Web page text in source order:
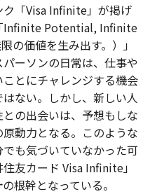
「Visa Infinite」が掲げ
Infinite Potential, Infinite
の価値を生み出す。）」
ーソンの日常は、仕事や
とにチャレンジする機会
ない。しかし、新しい人
の出会いは、予想もしな
動力となる。このような
も気づいていなかった可
友カード Visa Infinite」
根幹となっている。